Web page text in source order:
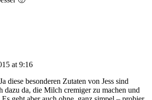
at 9:16
diese besonderen Zutaten von Jess sind
dazu da, die Milch cremiger zu machen und